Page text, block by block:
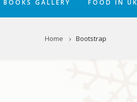
BOOKS GALLERY FOOD IN UK
Home Bootstrap